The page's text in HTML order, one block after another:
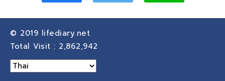
© 2019 lifediary.net
Total Visit : 2,862,942